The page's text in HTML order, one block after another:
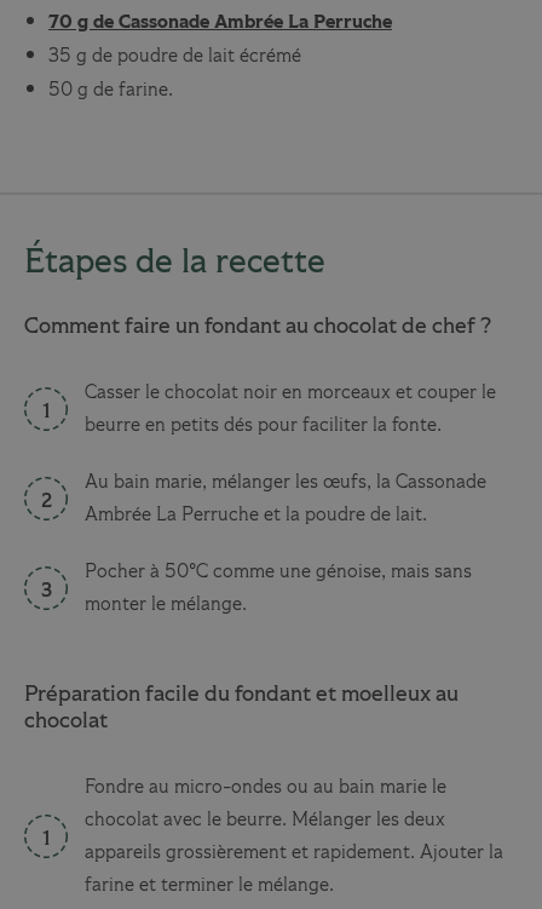
70 g de Cassonade Ambrée La Perruche
35 g de poudre de lait écrémé
50 g de farine.
Étapes de la recette
Comment faire un fondant au chocolat de chef ?
Casser le chocolat noir en morceaux et couper le
beurre en petits dés pour faciliter la fonte.
Au bain marie, mélanger les œufs, la Cassonade
Ambrée La Perruche et la poudre de lait.
Pocher à 50°C comme une génoise, mais sans
monter le mélange.
Préparation facile du fondant et moelleux au
chocolat
Fondre au micro-ondes ou au bain marie le
chocolat avec le beurre. Mélanger les deux
appareils grossièrement et rapidement. Ajouter la
farine et terminer le mélange.